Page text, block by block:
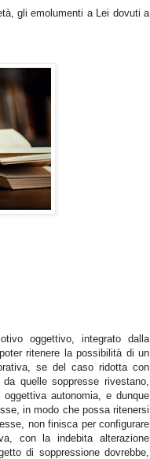
gli emolumenti a Lei dovuti a
oggettivo, integrato dalla
ritenere la possibilità di un
se del caso ridotta con
quelle soppresse rivestano,
autonomia, e dunque
in modo che possa ritenersi
non finisca per configurare
con la indebita alterazione
di soppressione dovrebbe,